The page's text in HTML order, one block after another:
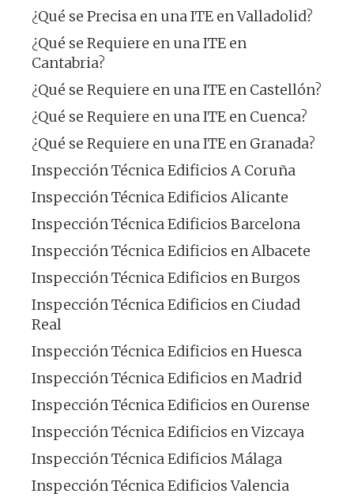
¿Qué se Precisa en una ITE en Valladolid?
¿Qué se Requiere en una ITE en
Cantabria?
¿Qué se Requiere en una ITE en Castellón?
¿Qué se Requiere en una ITE en Cuenca?
¿Qué se Requiere en una ITE en Granada?
Inspección Técnica Edificios A Coruña
Inspección Técnica Edificios Alicante
Inspección Técnica Edificios Barcelona
Inspección Técnica Edificios en Albacete
Inspección Técnica Edificios en Burgos
Inspección Técnica Edificios en Ciudad
Real
Inspección Técnica Edificios en Huesca
Inspección Técnica Edificios en Madrid
Inspección Técnica Edificios en Ourense
Inspección Técnica Edificios en Vizcaya
Inspección Técnica Edificios Málaga
Inspección Técnica Edificios Valencia